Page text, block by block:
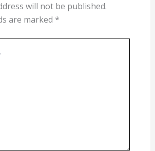
will not be published.
are marked *